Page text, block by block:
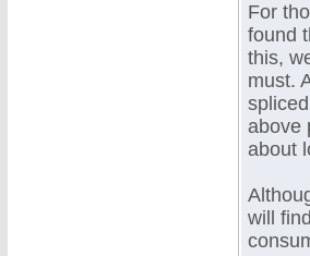
For
found
this,
must.
above
about
will